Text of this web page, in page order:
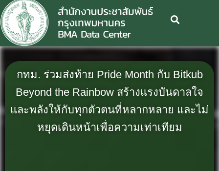
กทม. ร่วมส่งท้าย Pride Month กับ Bitkub
Beyond the Rainbow สร้างแรงบันดาลใจ
และพลังให้กับทุกตัวตนที่หลากหลาย และไม่
หยุดเดินหน้าเพื่อความเท่าเทียม